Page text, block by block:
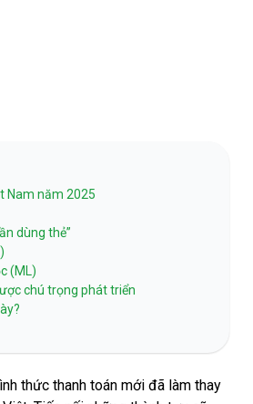
hộ
Nam năm 2025
dùng thẻ”
(ML)
chú trọng phát triển
thức thanh toán mới đã làm thay